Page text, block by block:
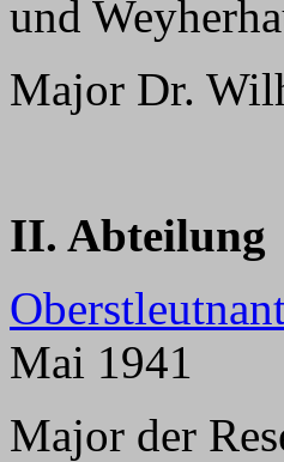
und
Major Dr.
II. Abteilung
Mai 1941
Major der